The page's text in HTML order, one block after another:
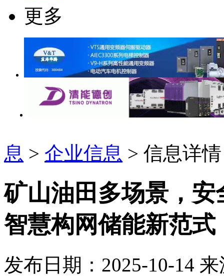
更多
息 > 企业信息 > 信息详情
矿山油田多场景，
智慧构网储能新范式
发布日期：2025-10-14 来